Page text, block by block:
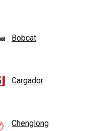
Bobcat
Cargador
Chenglong